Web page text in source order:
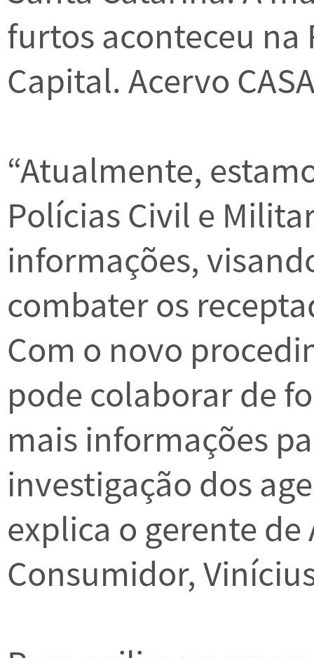
furtos aconteceu na
Capital. Acervo
“Atualmente,
Polícias Civil e
informações,
combater os
Com o novo
pode colaborar de
mais informações
investigação dos
explica o gerente
Consumidor,